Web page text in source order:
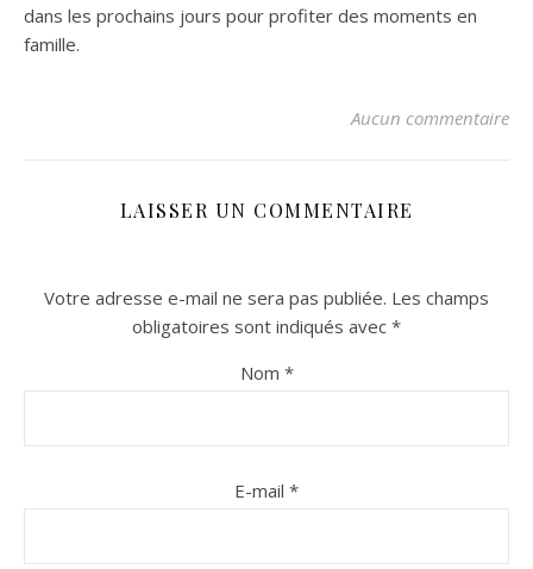
dans les prochains jours pour profiter des moments en
famille.
Aucun commentaire
LAISSER UN COMMENTAIRE
Votre adresse e-mail ne sera pas publiée. Les champs
obligatoires sont indiqués avec *
Nom *
E-mail *